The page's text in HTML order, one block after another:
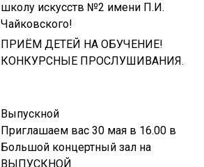
школу искусств №2 имени П.И.
Чайковского!
ПРИЁМ ДЕТЕЙ НА ОБУЧЕНИЕ!
КОНКУРСНЫЕ ПРОСЛУШИВАНИЯ.
Выпускной
Приглашаем вас 30 мая в 16.00 в
Большой концертный зал на
ВЫПУСКНОЙ